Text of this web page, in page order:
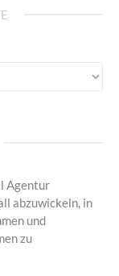
Agentur
abzuwickeln, in
und
zu